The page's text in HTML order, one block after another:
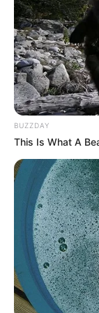
BUZZDAY
This Is What A